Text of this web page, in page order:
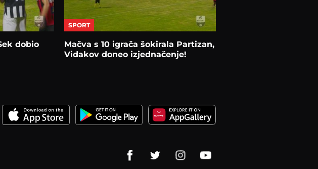
dobio
SPORT
Mačva s 10 igrača šokirala Partizan,
Vidakov doneo izjednačenje!